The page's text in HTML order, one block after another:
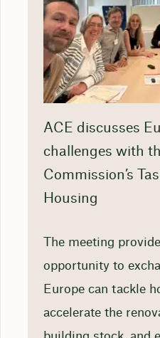
ACE discusses
challenges with
Commission’s
Housing
The meeting
opportunity to
Europe can tackle
accelerate the